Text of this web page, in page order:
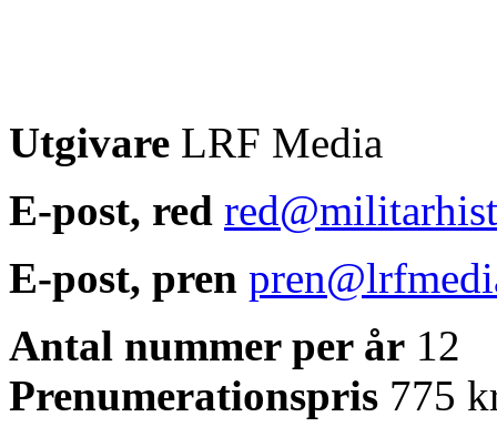
Utgivare LRF Media
E-post, red
E-post, pren
Antal nummer per år 12
Prenumerationspris 775